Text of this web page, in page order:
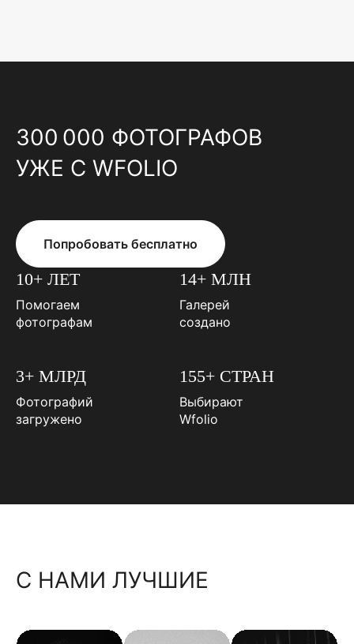
300 000 ФОТОГРАФОВ
УЖЕ С WFOLIO
Попробовать бесплатно
10+ ЛЕТ
Помогаем
фотографам
14+ МЛН
Галерей
создано
3+ МЛРД
Фотографий
загружено
155+ СТРАН
Выбирают
Wfolio
С НАМИ ЛУЧШИЕ